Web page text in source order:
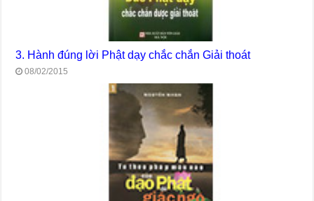
3. Hành đúng lời Phật dạy chắc chắn Giải thoát
08/02/2015